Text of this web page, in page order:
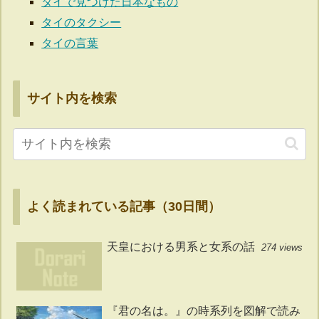
タイのタクシー
タイの言葉
サイト内を検索
よく読まれている記事（30日間）
天皇における男系と女系の話 274 views
『君の名は。』の時系列を図解で読み